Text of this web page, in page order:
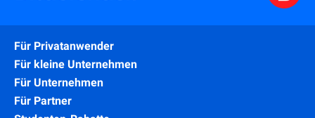
Für Privatanwender
Für kleine Unternehmen
Für Unternehmen
Für Partner